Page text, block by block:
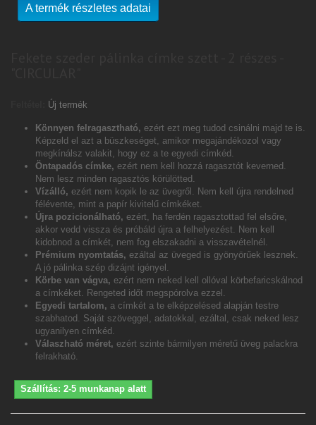
A termék részletes adatai
Új termék
Könnyen felragasztható, ezért ezt meg tudod csinálni majd te is.
Képzeld el azt a büszkeséget, amikor megajándékozol vagy
megkínálsz valakit, hogy ez a te egyedi címkéd.
Öntapadós címke, ezért nem kell hozzá ragasztót keverned.
Nem lesz minden ragasztós körülötted.
Vízálló, ezért nem kopik le az üvegről. Nem kell újra rendelned
félévente, mint a papír kivitelű címkéket.
Újra pozicionálható, ezért, ha ferdén ragasztottad fel elsőre,
akkor vedd vissza és próbáld újra a felhelyezést. Nem kell
kidobnod a címkét, nem fog elszakadni a visszavételnél.
Prémium nyomtatás, ezáltal az üveged is gyönyörűek lesznek.
A jó pálinka szép dizájnt igényel.
Körbe van vágva, ezért nem neked kell ollóval körbefaricskálnod
a címkéket. Rengeted időt megspórolva ezzel.
Egyedi tartalom, a címkét a te elképzelésed alapján testre
szabhatod. Saját szöveggel, adatokkal, ezáltal, csak neked lesz
ugyanilyen címkéd.
Válaszható méret, ezért szinte bármilyen méretű üveg palackra
felrakható.
Szállítás: 2-5 munkanap alatt